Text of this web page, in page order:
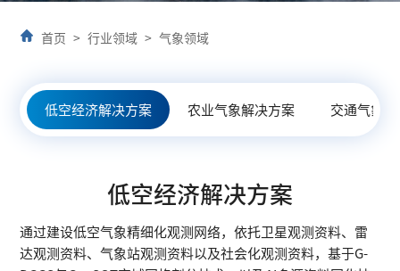
首页 > 行业领域 > 气象领域
低空经济解决方案 农业气象解决方案 交通气象
低空经济解决方案
通过建设低空气象精细化观测网络，依托卫星观测资料、雷
达观测资料、气象站观测资料以及社会化观测资料，基于G-